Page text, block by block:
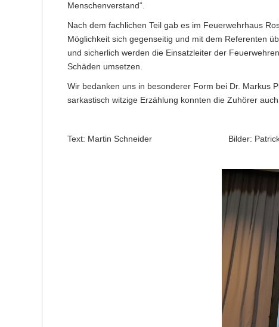
Menschenverstand“.
Nach dem fachlichen Teil gab es im Feuerwehrhaus
Möglichkeit sich gegenseitig und mit dem Referenten
und sicherlich werden die Einsatzleiter der
Schäden umsetzen.
Wir bedanken uns in besonderer Form bei Dr. Markus
sarkastisch witzige Erzählung konnten die Zuhörer
Text: Martin Schneider Bilder: Patrick